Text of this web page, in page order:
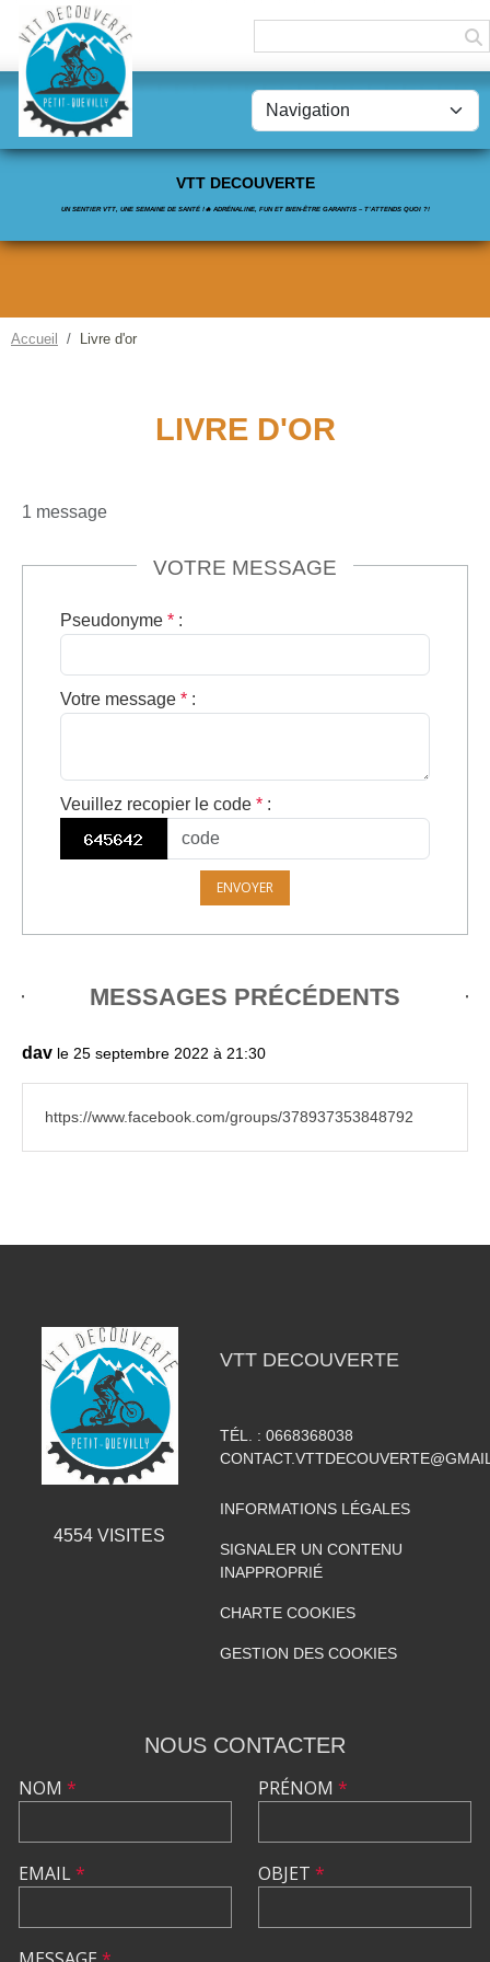
VTT DECOUVERTE
UN SENTIER VTT, UNE SEMAINE DE SANTÉ !🔥 ADRÉNALINE, FUN ET BIEN-ÊTRE GARANTIS – T’ATTENDS QUOI ?!
Accueil Livre d'or
LIVRE D'OR
1 message
VOTRE MESSAGE
Pseudonyme * :
Votre message * :
Veuillez recopier le code * :
ENVOYER
MESSAGES PRÉCÉDENTS
dav le 25 septembre 2022 à 21:30
https://www.facebook.com/groups/378937353848792
4554 VISITES
VTT DECOUVERTE
TÉL. : 0668368038
INFORMATIONS LÉGALES
SIGNALER UN CONTENU
INAPPROPRIÉ
CHARTE COOKIES
GESTION DES COOKIES
NOUS CONTACTER
NOM *
EMAIL*
PRÉNOM *
OBJET *
Panneau de gestion des cookies